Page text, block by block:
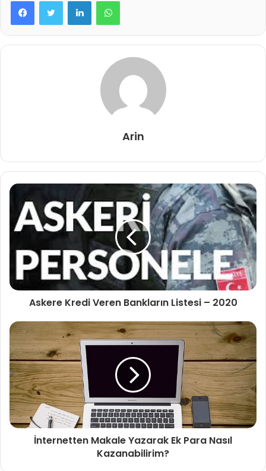
Arin
Askere Kredi Veren Bankların Listesi – 2020
İnternetten Makale Yazarak Ek Para Nasıl
Kazanabilirim?